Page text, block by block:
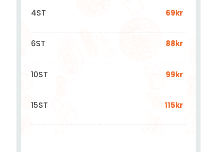
4ST
69kr
6ST 88kr
10ST 99kr
15ST 115kr